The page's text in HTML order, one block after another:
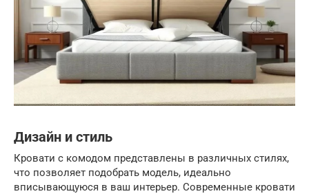
Дизайн и стиль
Кровати с комодом представлены в различных стилях,
что позволяет подобрать модель, идеально
вписывающуюся в ваш интерьер. Современные кровати